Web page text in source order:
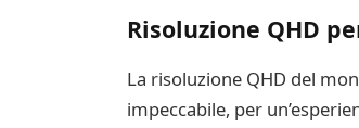
Risoluzione QHD
La risoluzione QHD del
impeccabile, per